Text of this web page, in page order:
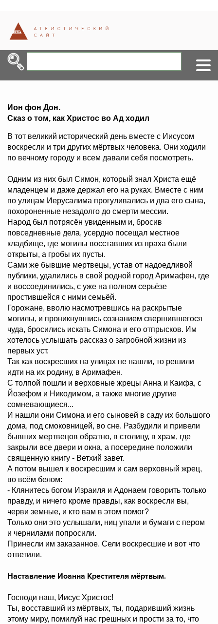
Ион фон Дон.
Сказ о том, как Христос во Ад ходил
В тот великий исторический день вместе с Иисусом
воскресли и три других мёртвых человека. Они ходили
по вечному городу и всем давали себя посмотреть.
Одним из них был Симон, который знал Христа ещё
младенцем и даже держал его на руках. Вместе с ним
по улицам Иерусалима прогуливались и два его сына,
похороненные незадолго до смерти мессии.
Народ был потрясён увиденным и, бросив
повседневные дела, усердно посещал местное
кладбище, где могилы восставших из праха были
открыты, а гробы их пусты.
Сами же бывшие мертвецы, устав от надоедливой
публики, удалились в свой родной город Аримафен, где
и воссоединились, с уже на полном серьёзе
простившейся с ними семьёй.
Горожане, вволю насмотревшись на раскрытые
могилы, и проникнувшись сознанием свершившегося
чуда, бросились искать Симона и его отпрысков. Им
хотелось услышать рассказ о загробной жизни из
первых уст.
Так как воскресших на улицах не нашли, то решили
идти на их родину, в Аримафен.
С толпой пошли и верховные жрецы Анна и Каифа, с
Йозефом и Никодимом, а также многие другие
сомневающиеся...
И нашли они Симона и его сыновей в саду их большого
дома, под смоковницей, во сне. Разбудили и привели
бывших мертвецов обратно, в столицу, в храм, где
закрыли все двери и окна, а посередине положили
священную книгу - Ветхий завет.
А потом вышел к воскресшим и сам верховный жрец,
во всём белом:
- Клянитесь богом Израиля и Адонаем говорить только
правду, и ничего кроме правды, как воскресли вы,
черви земные, и кто вам в этом помог?
Только они это услышали, ниц упали и бумаги с пером
и чернилами попросили.
Принесли им заказанное. Сели воскресшие и вот что
ответили.
Наставление Иоанна Крестителя мёртвым.
Господи наш, Иисус Христос!
Ты, восставший из мёртвых, ты, подаривший жизнь
этому миру, помилуй нас грешных и прости за то, что